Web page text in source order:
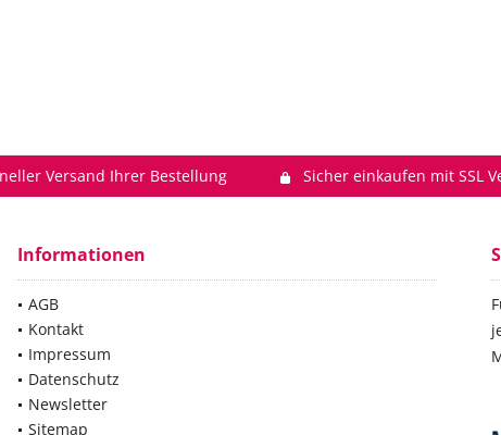
Versand Ihrer Bestellung Sicher einkaufen mit SSL
Informationen
AGB
Kontakt
Impressum
Datenschutz
Newsletter
Sitemap